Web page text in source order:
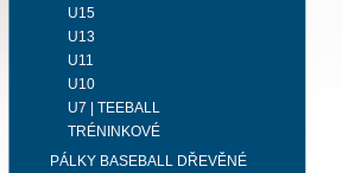
U15
U13
U11
U10
U7 | TEEBALL
TRÉNINKOVÉ
PÁLKY BASEBALL DŘEVĚNÉ